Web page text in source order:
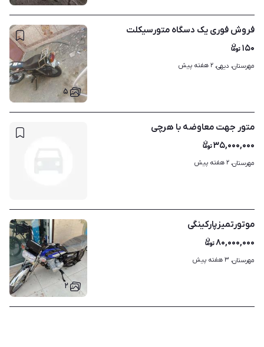
۵
فروش فوری یک دسگاه متورسیکلت
۱۵۰
مهرستان، دیهی، ۲ هفته پیش
متور جهت معاوضه با هرچی
۳۵,۰۰۰,۰۰۰
مهرستان، ۲ هفته پیش
۲
موتور‌تمیز‌پارکینگی
۸۰,۰۰۰,۰۰۰
مهرستان، ۳ هفته پیش